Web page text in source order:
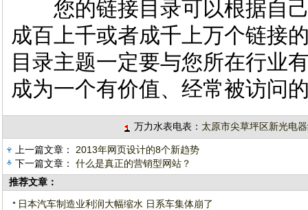
您的链接目录可以根据自己
成百上千或者成千上万个链接
目录主题一定要与您所在行业
成为一个有价值、经常被访问
万力水表电表： 太原市尖草坪区新光电
上一篇文章： 2013年网页设计的8个新趋势
下一篇文章： 什么是真正的营销型网站？
推荐文章：
日本汽车制造业利润大幅缩水 日系车集体崩了